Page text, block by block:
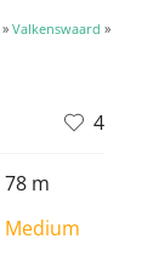
» Valkenswaard »
4
78 m
Medium